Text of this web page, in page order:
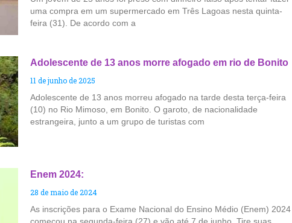
uma compra em um supermercado em Três Lagoas nesta quinta-
feira (31). De acordo com a
Adolescente de 13 anos morre afogado em rio de Bonito
11 de junho de 2025
Adolescente de 13 anos morreu afogado na tarde desta terça-feira
(10) no Rio Mimoso, em Bonito. O garoto, de nacionalidade
estrangeira, junto a um grupo de turistas com
Enem 2024:
28 de maio de 2024
As inscrições para o Exame Nacional do Ensino Médio (Enem) 2024
começou na segunda-feira (27) e vão até 7 de junho. Tire suas